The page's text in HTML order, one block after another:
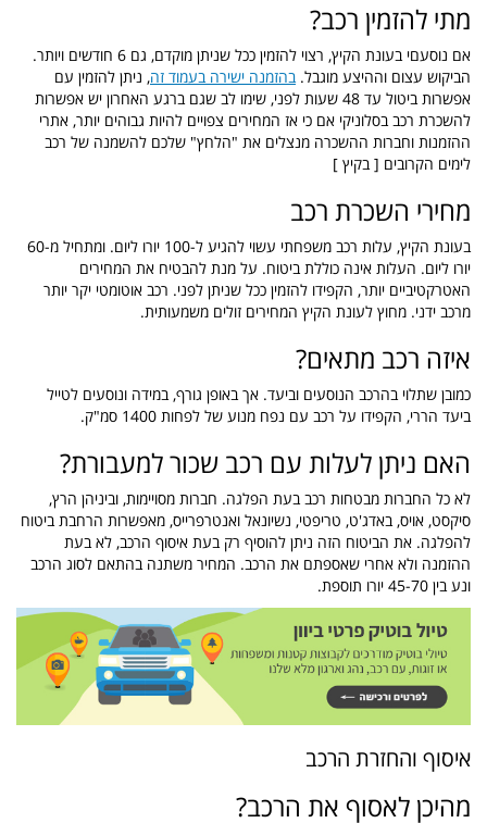
מתי להזמין רכב?
אם נוסעםי בעונת הקיץ, רצוי להזמין ככל שניתן מוקדם, גם 6 חודשים ויותר.
הביקוש עצום וההיצע מוגבל.בהזמנה ישירה בעמוד זה, ניתן להזמין עם
אפשרות ביטול עד 48 שעות לפני, שימו לב שגם ברגע האחרון יש אפשרות
להשכרת רכב בסלוניקי אם כי אז המחירים צפויים להיות גבוהים יותר, אתרי
ההזמנות וחברות ההשכרה מנצלים את "הלחץ" שלכם להשמנה של רכב
לימים הקרובים [ בקיץ ]
מחירי השכרת רכב
בעונת הקיץ, עלות רכב משפחתי עשוי להגיע ל-100 יורו ליום. ומתחיל מ-60
יורו ליום. העלות אינה כוללת ביטוח. על מנת להבטיח את המחירים
האטרקטיביים יותר, הקפידו להזמין ככל שניתן לפני. רכב אוטומטי יקר יותר
מרכב ידני. מחוץ לעונת הקיץ המחירים זולים משמעותית.
איזה רכב מתאים?
כמובן שתלוי בהרכב הנוסעים וביעד. אך באופן גורף, במידה ונוסעים לטייל
ביעד הררי, הקפידו על רכב עם נפח מנוע של לפחות 1400 סמ"ק.
האם ניתן לעלות עם רכב שכור למעבורת?
לא כל החברות מבטחות רכב בעת הפלגה. חברות מסויימות, וביניהן הרץ,
סיקסט, אויס, באדג'ט, טריפטי, נשיונאל ואנטרפרייס, מאפשרות הרחבת ביטוח
להפלגה. את הביטוח הזה ניתן להוסיף רק בעת איסוף הרכב, לא בעת
ההזמנה ולא אחרי שאספתם את הרכב. המחיר משתנה בהתאם לסוג הרכב
ונע בין 45-70 יורו תוספת.
איסוף והחזרת הרכב
מהיכן לאסוף את הרכב?